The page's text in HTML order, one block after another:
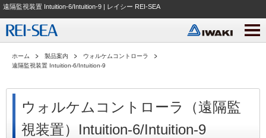
遠隔監視装置 Intuition-6/Intuition-9 | レイシー REI-SEA
ホーム 製品案内
ウォルケムコントローラ
遠隔監視装置 Intuition-6/Intuition-9
ウォルケムコントローラ（遠隔監
視装置）Intuition-6/Intuition-9